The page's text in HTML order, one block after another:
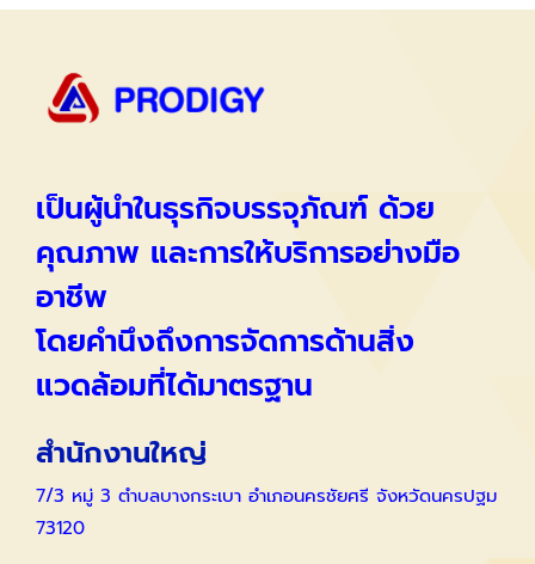
เป็นผู้นำในธุรกิจบรรจุภัณฑ์ ด้วย
คุณภาพ และการให้บริการอย่างมือ
อาชีพ
โดยคำนึงถึงการจัดการด้านสิ่ง
แวดล้อมที่ได้มาตรฐาน
สำนักงานใหญ่
7/3 หมู่ 3 ตำบลบางกระเบา อำเภอนครชัยศรี จังหวัดนครปฐม
73120